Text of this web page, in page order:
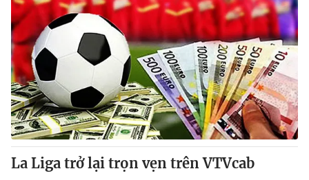
VTV Money VTV Thể thao
VTV Sức khoẻ Bất động sản
Thị trường 24h Tấm lòng Việt
VTV4 Vươn mình bằng AI
VTV8
La Liga trở lại trọn vẹn trên VTVcab